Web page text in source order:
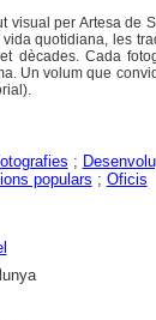
visual per Artesa de
quotidiana, les
dècades. Cada
Un volum que
;
populars ; Oficis